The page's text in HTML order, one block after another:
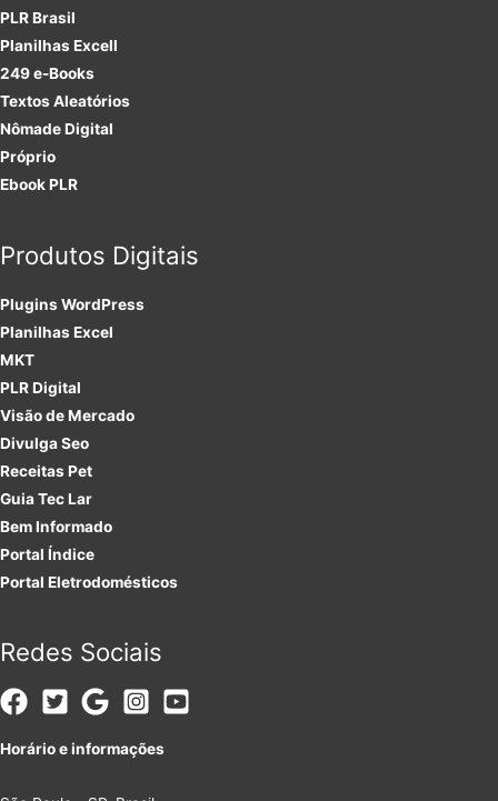
PLR Brasil
Planilhas Excell
249 e-Books
Textos Aleatórios
Nômade Digital
Próprio
Ebook PLR
Produtos Digitais
PluginsWordPress
Planilhas Excel
MKT
PLRDigital
Visão de Mercado
Divulga Seo
Receitas Pet
Guia Tec Lar
Bem Informado
Portal Índice
Portal Eletrodomésticos
Redes Sociais
Horário e informações